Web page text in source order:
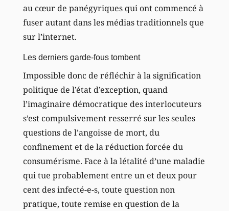
au cœur de panégyriques qui ont commencé à
fuser autant dans les médias traditionnels que
sur l’internet.
Les derniers garde-fous tombent
Impossible donc de réfléchir à la signification
politique de l’état d’exception, quand
l’imaginaire démocratique des interlocuteurs
s’est compulsivement resserré sur les seules
questions de l’angoisse de mort, du
confinement et de la réduction forcée du
consumérisme. Face à la létalité d’une maladie
qui tue probablement entre un et deux pour
cent des infecté-e-s, toute question non
pratique, toute remise en question de la